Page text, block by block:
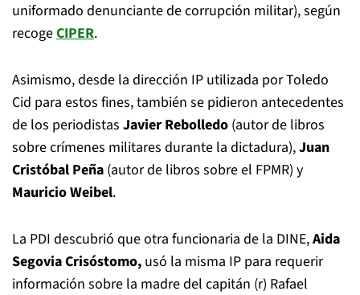
uniformado denunciante de corrupción militar), según
recogeCIPER.
Asimismo, desde la dirección IP utilizada por Toledo
Cid para estos fines, también se pidieron antecedentes
de los periodistas Javier Rebolledo (autor de libros
sobre crímenes militares durante la dictadura),Juan
Cristóbal Peña (autor de libros sobre el FPMR) y
Mauricio Weibel.
La PDI descubrió que otra funcionaria de la DINE,Aida
Segovia Crisóstomo, usó la misma IP para requerir
información sobre la madre del capitán (r) Rafael